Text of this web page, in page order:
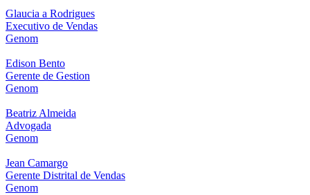
Glaucia a Rodrigues
Executivo de Vendas
Genom
Edison Bento
Gerente de Gestion
Genom
Beatriz Almeida
Advogada
Genom
Jean Camargo
Gerente Distrital de Vendas
Genom